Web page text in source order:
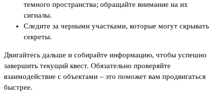
темного пространства; обращайте внимание на их
сигналы.
Следите за черными участками, которые могут скрывать
секреты.
Двигайтесь дальше и собирайте информацию, чтобы успешно
завершить текущий квест. Обязательно проверяйте
взаимодействие с объектами – это поможет вам продвигаться
быстрее.